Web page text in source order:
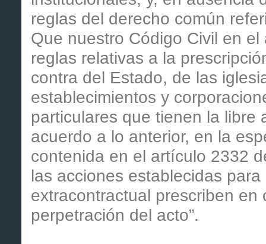
reglas del derecho común
Que nuestro Código Civil en
reglas relativas a la
contra del Estado, de las
establecimientos y
particulares que tienen la libre
acuerdo a lo anterior, en la
contenida en el artículo 2332
las acciones establecidas
extracontractual prescriben
perpetración del acto”.